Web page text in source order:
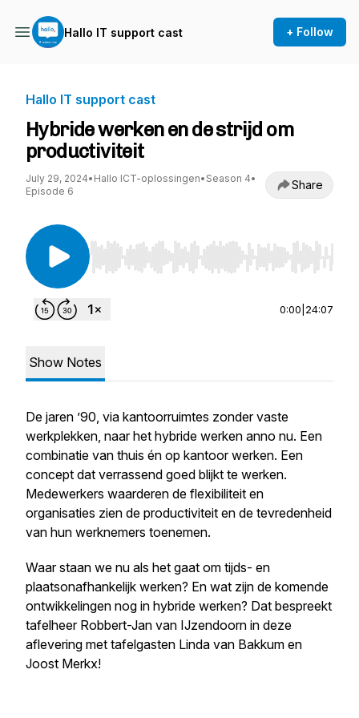
Hallo IT support cast + Follow
Hallo IT support cast
Hybride werken en de strijd om
productiviteit
July 29, 2024• Hallo ICT-oplossingen• Season 4•
Episode 6
Share
Use Left/Right to seek, Home/End to jump to
0:00 24:07
Show Notes
De jaren ’90, via kantoorruimtes zonder vaste
werkplekken, naar het hybride werken anno nu. Een
combinatie van thuis én op kantoor werken. Een
concept dat verrassend goed blijkt te werken.
Medewerkers waarderen de flexibiliteit en
organisaties zien de productiviteit en de tevredenheid
van hun werknemers toenemen.
Waar staan we nu als het gaat om tijds- en
plaatsonafhankelijk werken? En wat zijn de komende
ontwikkelingen nog in hybride werken? Dat bespreekt
tafelheer Robbert-Jan van IJzendoorn in deze
aflevering met tafelgasten Linda van Bakkum en
Joost Merkx!